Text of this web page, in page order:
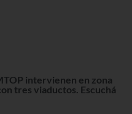
intervienen en zona
tres viaductos. Escuchá